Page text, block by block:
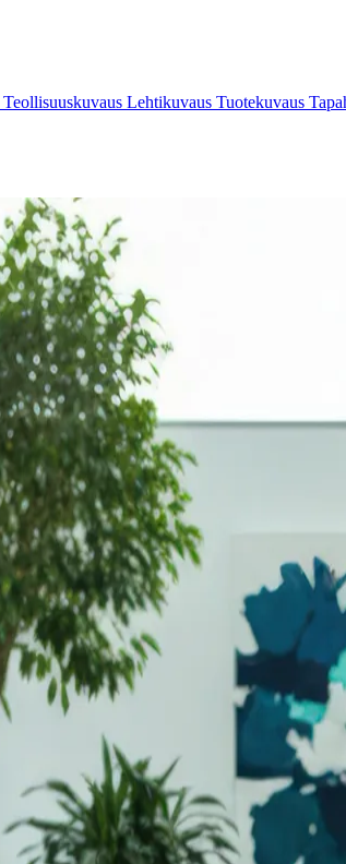
Teollisuuskuvaus Lehtikuvaus Tuotekuvaus